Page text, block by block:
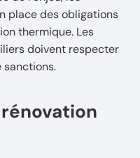
place des obligations
thermique. Les
doivent respecter
sanctions.